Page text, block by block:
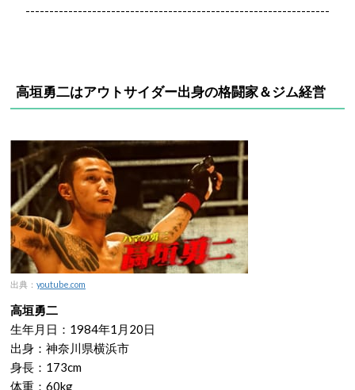
----------------------------------------------------------------
高垣勇二はアウトサイダー出身の格闘家＆ジム経営
出典： youtube.com
高垣勇二
生年月日：1984年1月20日
出身：神奈川県横浜市
身長：173cm
体重：60kg